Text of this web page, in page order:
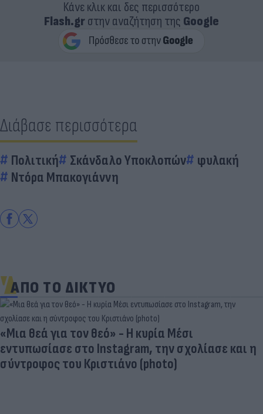
Κάνε κλικ και δες περισσότερο
Flash.grστην αναζήτηση της Google
Διάβασε περισσότερα
Πολιτική Σκάνδαλο Υποκλοπών
φυλακή
Ντόρα Μπακογιάννη
ΑΠΟ ΤΟ ΔΙΚΤΥΟ